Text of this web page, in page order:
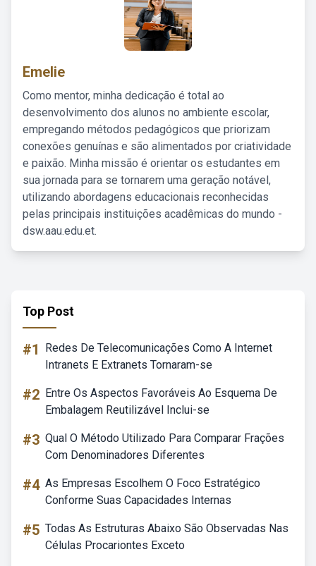
Emelie
Como mentor, minha dedicação é total ao
desenvolvimento dos alunos no ambiente escolar,
empregando métodos pedagógicos que priorizam
conexões genuínas e são alimentados por criatividade
e paixão. Minha missão é orientar os estudantes em
sua jornada para se tornarem uma geração notável,
utilizando abordagens educacionais reconhecidas
pelas principais instituições acadêmicas do mundo -
dsw.aau.edu.et.
Top Post
#1
Redes De Telecomunicações Como A Internet
Intranets E Extranets Tornaram-se
#2 Entre Os Aspectos Favoráveis Ao Esquema De
Embalagem Reutilizável Inclui-se
#3 Qual O Método Utilizado Para Comparar Frações
Com Denominadores Diferentes
#4 As Empresas Escolhem O Foco Estratégico
Conforme Suas Capacidades Internas
#5 Todas As Estruturas Abaixo São Observadas Nas
Células Procariontes Exceto